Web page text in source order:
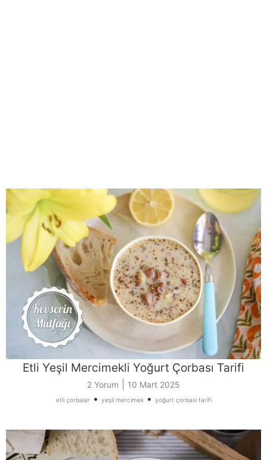
Etli Yeşil Mercimekli Yoğurt Çorbası Tarifi
2 Yorum 10 Mart 2025
etli çorbalar• yeşil mercimek• yoğurt çorbası tarifi